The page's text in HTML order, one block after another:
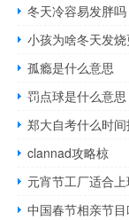
冬天冷容易发胖吗
小孩为啥冬天发
孤瘾是什么意思
罚点球是什么意思
郑大自考什么时间
clannad攻略椋
元宵节工厂适合
中国春节相亲节目